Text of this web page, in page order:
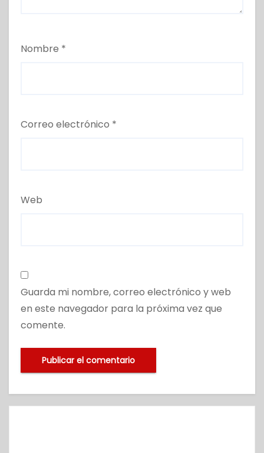
Nombre *
Correo electrónico *
Web
Guarda mi nombre, correo electrónico y web
en este navegador para la próxima vez que
comente.